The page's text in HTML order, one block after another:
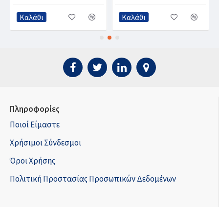
Καλάθι Καλάθι
Πληροφορίες
Ποιοί Είμαστε
Χρήσιμοι Σύνδεσμοι
Όροι Χρήσης
Πολιτική Προστασίας Προσωπικών Δεδομένων